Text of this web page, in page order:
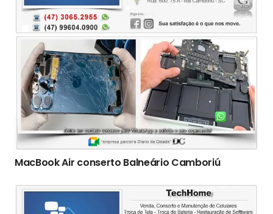
MacBook Air conserto Balneário Camboriú